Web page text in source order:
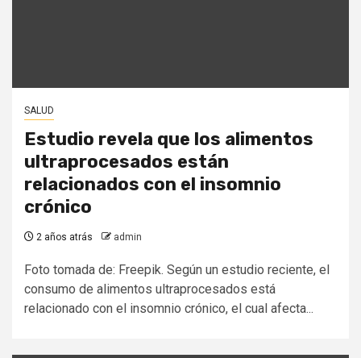
SALUD
Estudio revela que los alimentos
ultraprocesados están
relacionados con el insomnio
crónico
2 años atrás admin
Foto tomada de: Freepik. Según un estudio reciente, el
consumo de alimentos ultraprocesados está
relacionado con el insomnio crónico, el cual afecta...